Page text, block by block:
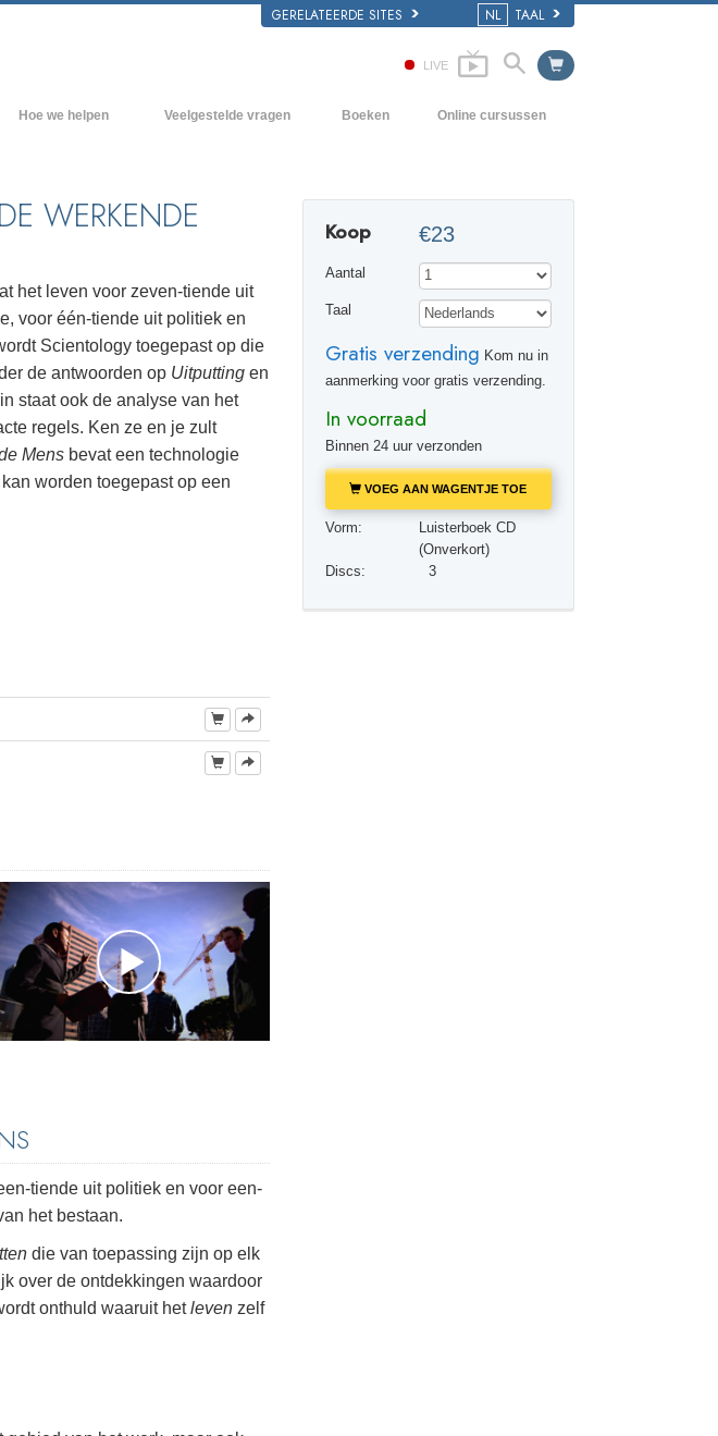
GERELATEERDE SITES NL TAAL
LIVE
voor de
van
Hoe we helpen Veelgestelde vragen
De organisatie van Scientology
Boeken
Luisterboeken
Introductielezingen
Films
Online cursussen
De Drijfveren van het Bestaan
De Componenten van Begrip
Oplossingen voor een Gevaarlijke
Integriteit en Eerlijkheid
Het Huwelijk
WERKENDE
het leven voor zeven-tiende uit
voor één-tiende uit politiek en
Scientology toegepast op die
de antwoorden op Uitputting en
staat ook de analyse van het
regels. Ken ze en je zult
Mens bevat een technologie
worden toegepast op een
Koop €23
Aantal
Taal
Gratis verzending Kom nu in
aanmerking voor gratis verzending.
In voorraad
Binnen 24 uur verzonden
VOEG AAN WAGENTJE TOE
Vorm:
Luisterboek CD
(Onverkort)
Discs:
3
tiende uit politiek en voor een-
het bestaan.
die van toepassing zijn op elk
over de ontdekkingen waardoor
onthuld waaruit hetleven zelf